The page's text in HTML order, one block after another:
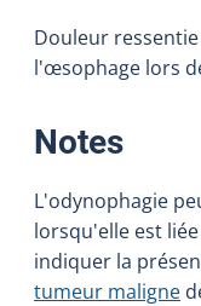
Douleur
l'œsophage lors
Notes:
L'odynophagie
lorsqu'elle est
indiquer la
tumeur maligne